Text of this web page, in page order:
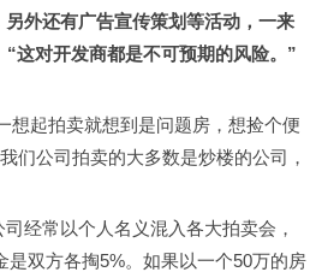
外还有广告宣传策划等活动，一来
这对开发商都是不可预期的风险。”
想起拍卖就想到是问题房，想捡个便
们公司拍卖的大多数是炒楼的公司，
经常以个人名义混入各大拍卖会，
双方各掏5%。如果以一个50万的房